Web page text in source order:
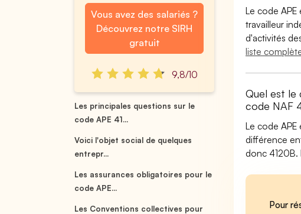
Vous avez des salariés ?
Découvrez notre SIRH
gratuit
9,8/10
Les principales questions sur le
code APE 41...
Voici l'objet social de quelques
entrepr...
Les assurances obligatoires pour le
code APE...
Les Conventions collectives pour
Le code
travailleur
d'activités
liste
Quel est le
code NAF
Le code
différence
donc 4120B.
Pour